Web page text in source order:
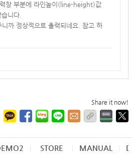
창 부분에 라인높이(line-height)값
니다.
까 정상적으로 출력되네요. 참고 하
Share it now!
STORE MANUAL